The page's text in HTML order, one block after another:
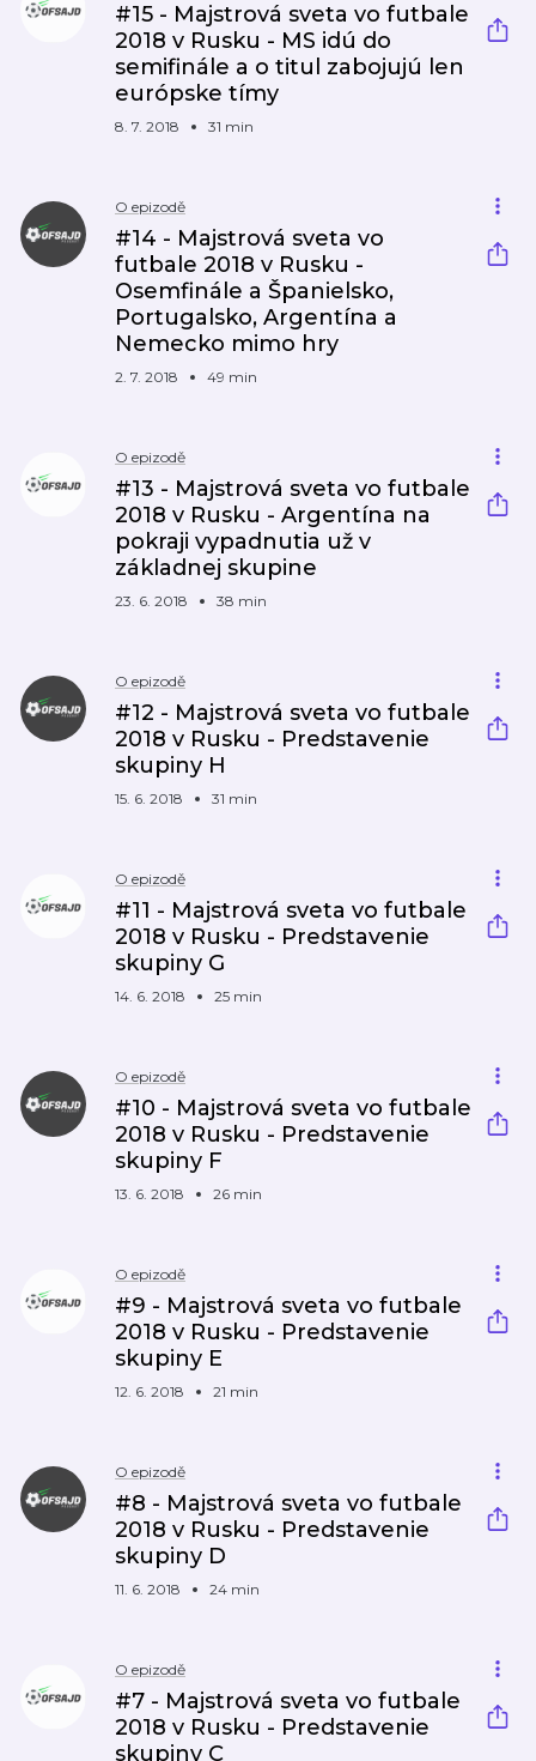
#15 - Majstrová sveta vo futbale
2018 v Rusku - MS idú do
semifinále a o titul zabojujú len
európske tímy
8. 7. 2018 31 min
O epizodě
#14 - Majstrová sveta vo
futbale 2018 v Rusku -
Osemfinále a Španielsko,
Portugalsko, Argentína a
Nemecko mimo hry
2. 7. 2018 49 min
O epizodě
#13 - Majstrová sveta vo futbale
2018 v Rusku - Argentína na
pokraji vypadnutia už v
základnej skupine
23. 6. 2018 38 min
O epizodě
#12 - Majstrová sveta vo futbale
2018 v Rusku - Predstavenie
skupiny H
15. 6. 2018 31 min
O epizodě
#11 - Majstrová sveta vo futbale
2018 v Rusku - Predstavenie
skupiny G
14. 6. 2018 25 min
O epizodě
#10 - Majstrová sveta vo futbale
2018 v Rusku - Predstavenie
skupiny F
13. 6. 2018 26 min
O epizodě
#9 - Majstrová sveta vo futbale
2018 v Rusku - Predstavenie
skupiny E
12. 6. 2018 21 min
O epizodě
#8 - Majstrová sveta vo futbale
2018 v Rusku - Predstavenie
skupiny D
11. 6. 2018 24 min
O epizodě
#7 - Majstrová sveta vo futbale
2018 v Rusku - Predstavenie
skupiny C